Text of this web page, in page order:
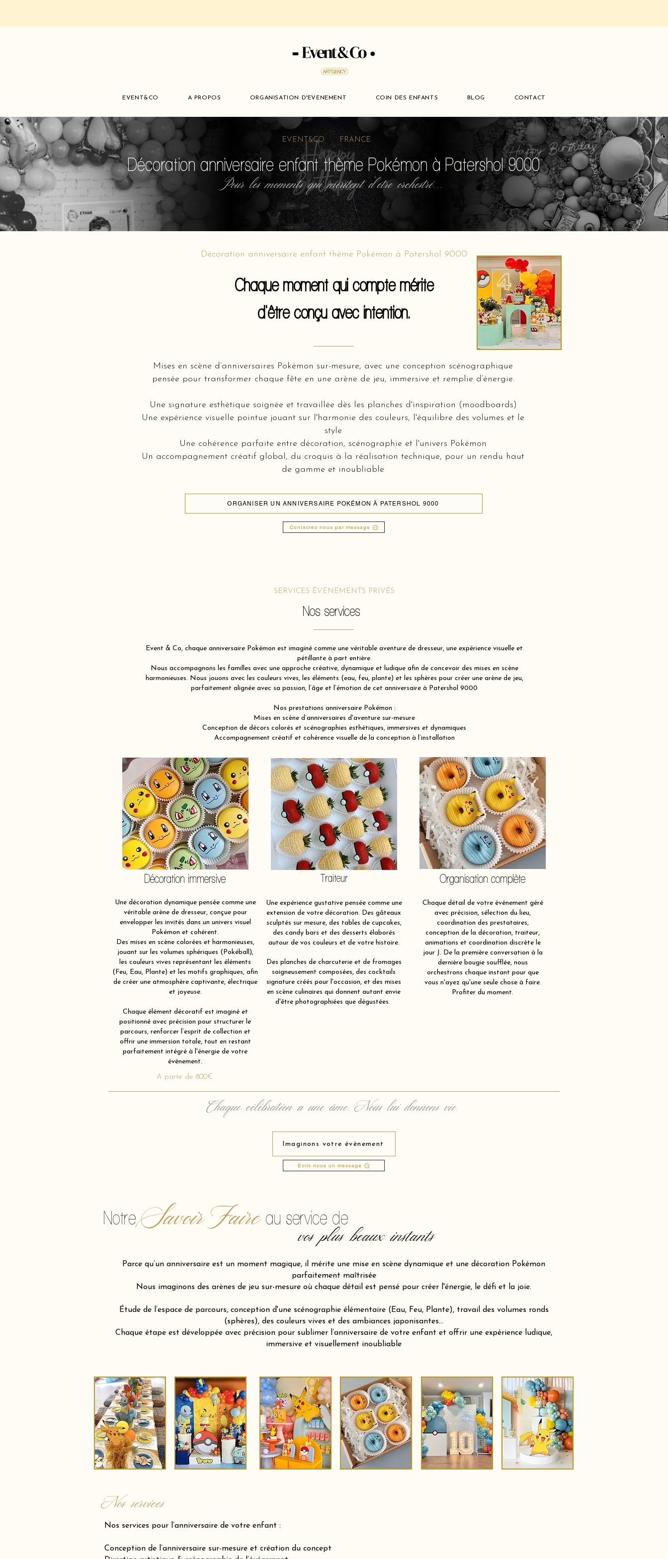
EVENT&CO A PROPOS ORGANISATION D'EVENEMENT COIN DES ENFANTS BLOG CONTACT
EVENT&CO FRANCE
Décoration anniversaire enfant thème Pokémon à Patershol 9000
Pour les moments qui méritent d'etre orchestré...
Décoration anniversaire enfant thème Pokémon à Patershol 9000
Chaque moment qui compte mérite
d'être conçu avec intention.
Mises en scène d’anniversaires Pokémon sur-mesure, avec une conception scénographique
pensée pour transformer chaque fête en une arène de jeu, immersive et remplie d’énergie.
Une signature esthétique soignée et travaillée dès les planches d'inspiration (moodboards)
Une expérience visuelle pointue jouant sur l'harmonie des couleurs, l'équilibre des volumes et le
style
Une cohérence parfaite entre décoration, scénographie et l'univers Pokémon
Un accompagnement créatif global, du croquis à la réalisation technique, pour un rendu haut
de gamme et inoubliable
ORGANISER UN ANNIVERSAIRE POKÉMON À PATERSHOL 9000
Contactez nous par message
SERVICES ÉVÈNEMENTS PRIVÉS
Nos services
Event & Co, chaque anniversaire Pokémon est imaginé comme une véritable aventure de dresseur, une expérience visuelle et
pétillante à part entière.
Nous accompagnons les familles avec une approche créative, dynamique et ludique afin de concevoir des mises en scène
harmonieuses. Nous jouons avec les couleurs vives, les éléments (eau, feu, plante) et les sphères pour créer une arène de jeu,
parfaitement alignée avec sa passion, l’âge et l’émotion de cet anniversaire à Patershol 9000
Nos prestations anniversaire Pokémon :
Mises en scène d’anniversaires d'aventure sur-mesure
Conception de décors colorés et scénographies esthétiques, immersives et dynamiques
Accompagnement créatif et cohérence visuelle de la conception à l’installation
Décoration immersive
Une décoration dynamique pensée comme une
véritable arène de dresseur, conçue pour
envelopper les invités dans un univers visuel
Pokémon et cohérent.
Des mises en scène colorées et harmonieuses,
jouant sur les volumes sphériques (Pokéball),
les couleurs vives représentant les éléments
(Feu, Eau, Plante) et les motifs graphiques, afin
de créer une atmosphère captivante, électrique
et joyeuse.
Chaque élément décoratif est imaginé et
positionné avec précision pour structurer le
parcours, renforcer l’esprit de collection et
offrir une immersion totale, tout en restant
parfaitement intégré à l'énergie de votre
événement.
Traiteur
Une expérience gustative pensée comme une
extension de votre décoration. Des gâteaux
sculptés sur mesure, des tables de cupcakes,
des candy bars et des desserts élaborés
autour de vos couleurs et de votre histoire.
Des planches de charcuterie et de fromages
soigneusement composées, des cocktails
signature créés pour l'occasion, et des mises
en scène culinaires qui donnent autant envie
d'être photographiées que dégustées.
Organisation complète
Chaque détail de votre événement géré
avec précision, sélection du lieu,
coordination des prestataires,
conception de la décoration, traiteur,
animations et coordination discrète le
jour J. De la première conversation à la
dernière bougie soufflée, nous
orchestrons chaque instant pour que
vous n'ayez qu'une seule chose à faire.
Profiter du moment.
A partir de 800€
Chaque célébration a une âme. Nous lui donnons vie.
Imaginons votre évènement
Ecris nous un message
Savoir Faire
Notre au service de
vos plus beaux instants
Parce qu’un anniversaire est un moment magique, il mérite une mise en scène dynamique et une décoration Pokémon
parfaitement maîtrisée
Nous imaginons des arènes de jeu sur-mesure où chaque détail est pensé pour créer l'énergie, le défi et la joie.
Étude de l’espace de parcours, conception d'une scénographie élémentaire (Eau, Feu, Plante), travail des volumes ronds
(sphères), des couleurs vives et des ambiances japonisantes…
Chaque étape est développée avec précision pour sublimer l’anniversaire de votre enfant et offrir une expérience ludique,
immersive et visuellement inoubliable
Nos services
Nos services pour l’anniversaire de votre enfant :
Conception de l’anniversaire sur-mesure et création du concept